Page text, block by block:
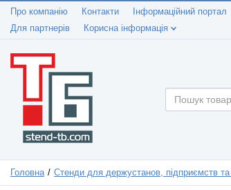
Про компанію Контакти Інформаційний портал
Для партнерів
Корисна інформація
Головна Стенди для держустанов, підприємств та